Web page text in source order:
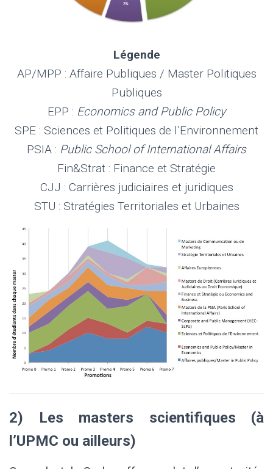
Légende
AP/MPP : Affaire Publiques / Master Politiques
Publiques
EPP : Economics and Public Policy
SPE : Sciences et Politiques de l’Environnement
PSIA : Public School of International Affairs
Fin&Strat : Finance et Stratégie
CJJ : Carrières judiciaires et juridiques
STU : Stratégies Territoriales et Urbaines
2) Les masters scientifiques (à
l’UPMC ou ailleurs)